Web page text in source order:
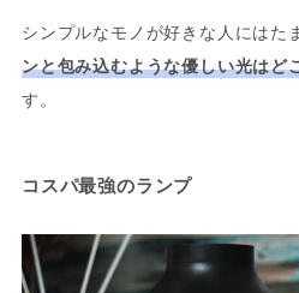
シンプルなモノが好きな人にはた
ンと包み込むような優しい光はど
す。
コスパ最強のランプ